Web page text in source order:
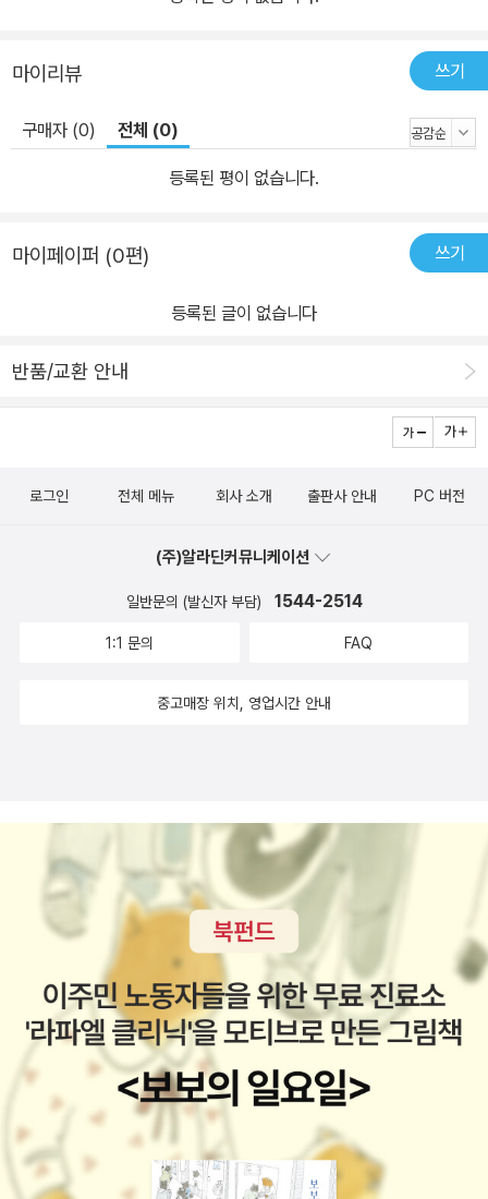
마이리뷰 쓰기
구매자 (0) 전체 (0)
등록된 평이 없습니다.
마이페이퍼 (0편) 쓰기
등록된 글이 없습니다
반품/교환 안내
로그인 전체 메뉴 회사 소개 출판사 안내 PC 버전
(주)알라딘커뮤니케이션
일반문의 (발신자 부담) 1544-2514
1:1 문의 FAQ
중고매장 위치, 영업시간 안내